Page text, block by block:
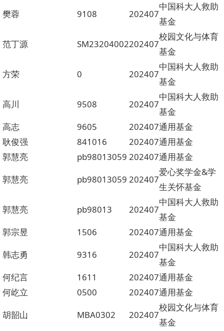
樊蓉
9108 202407
中国科大人救助
基金
范丁源
SM23204002202407
校园文化与体育
基金
方荣
0 202407
中国科大人救助
基金
高川
9508 202407
中国科大人救助
基金
高志
9605 202407通用基金
耿俊强
841016 202407通用基金
郭慧亮
pb98013059 202407通用基金
郭慧亮
pb98013059 202407
爱心奖学金&学
生关怀基金
郭慧亮
pb98013 202407
中国科大人救助
基金
郭宗昱
1506 202407通用基金
韩志勇
9316 202407
中国科大人救助
基金
何纪言
1611 202407通用基金
何屹立
0500 202407通用基金
胡韶山
MBA0302 202407
校园文化与体育
基金